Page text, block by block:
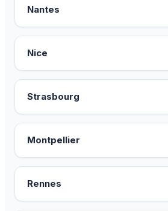
Nantes
Nice
Strasbourg
Montpellier
Rennes